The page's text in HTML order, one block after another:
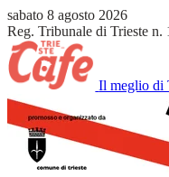
sabato 8 agosto 2026
Reg. Tribunale di Trieste n.
Il meglio di